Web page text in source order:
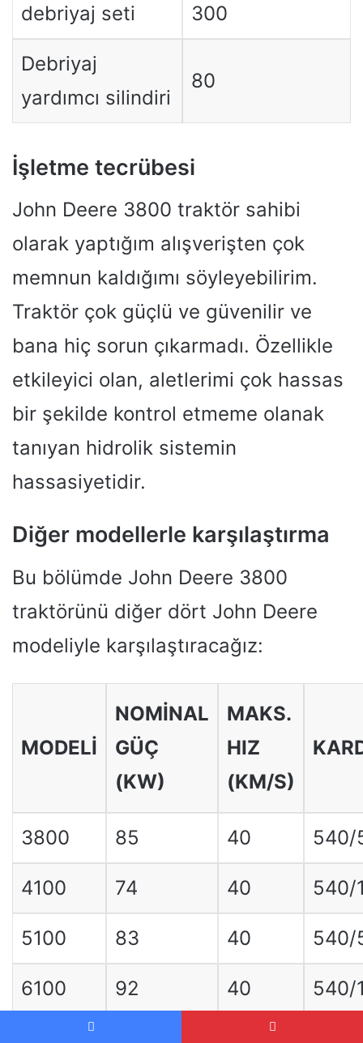
debriyaj seti 300
Debriyaj
yardımcı silindiri
80
İşletme tecrübesi
John Deere 3800 traktör sahibi
olarak yaptığım alışverişten çok
memnun kaldığımı söyleyebilirim.
Traktör çok güçlü ve güvenilir ve
bana hiç sorun çıkarmadı. Özellikle
etkileyici olan, aletlerimi çok hassas
bir şekilde kontrol etmeme olanak
tanıyan hidrolik sistemin
hassasiyetidir.
Diğer modellerle karşılaştırma
Bu bölümde John Deere 3800
traktörünü diğer dört John Deere
modeliyle karşılaştıracağız:
MODELI
NOMINAL
GÜÇ
(KW)
MAKS.
HIZ
(KM/S)
3800 85 40 540/
4100 74 40 540/
5100 83 40 540/
6100 92 40 540/